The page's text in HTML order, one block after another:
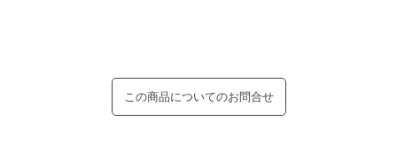
この商品についてのお問合せ